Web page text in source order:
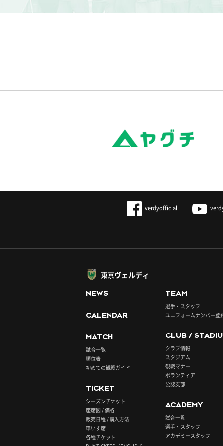
verdyofficial
東京ヴェルディ
NEWS
CALENDAR
MATCH
試合一覧
順位表
初めての観戦ガイド
TICKET
シーズンチケット
座席図 / 価格
販売日程 / 購入方法
車いす席
各種チケット
TEAM
選手・スタッフ
ユニフォームナンバー登
CLUB /
クラブ情報
スタジアム
観戦マナー
ボランティア
公認支部
ACADEMY
試合一覧
選手・スタッフ
アカデミースタッフ